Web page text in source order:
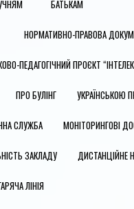
БАТЬКАМ
НОРМАТИВНО-ПРАВОВА
ПЕДАГОГІЧНИЙ ПРОЄКТ
ПРО БУЛІНГ УКРАЇНСЬКОЮ
СЛУЖБА МОНІТОРИНГОВІ
ЗАКЛАДУ ДИСТАНЦІЙНЕ
ЛІНІЯ